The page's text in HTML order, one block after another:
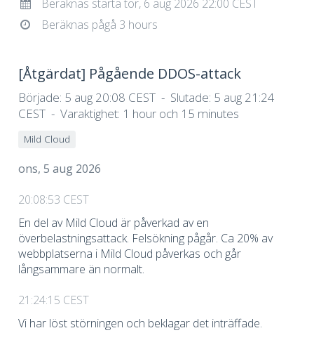
Beräknas starta tor, 6 aug 2026 22:00 CEST
Beräknas pågå 3 hours
[Åtgärdat] Pågående DDOS-attack
Började: 5 aug 20:08 CEST Slutade: 5 aug 21:24
CEST
Varaktighet: 1 hour och 15 minutes
Mild Cloud
ons, 5 aug 2026
20:08:53 CEST
En del av Mild Cloud är påverkad av en
överbelastningsattack. Felsökning pågår. Ca 20% av
webbplatserna i Mild Cloud påverkas och går
långsammare än normalt.
21:24:15 CEST
Vi har löst störningen och beklagar det inträffade.